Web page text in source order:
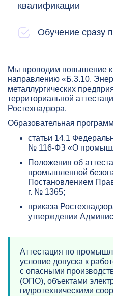
квалификации
Обучение сразу
Мы проводим повышение
направлению «Б.3.10.
металлургических
территориальной
Ростехнадзора.
Образовательная
статьи 14.1
№ 116-ФЗ «О
Положения об
промышленной
Постановлением
г. № 1365;
приказа
утверждении
Аттестация по
условие допуска к
с опасными
(ОПО), объектами
гидротехническими